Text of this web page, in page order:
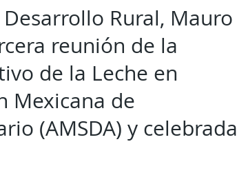
Rural, Mauro
reunión de la
de la Leche en
Mexicana de
(AMSDA) y celebrada